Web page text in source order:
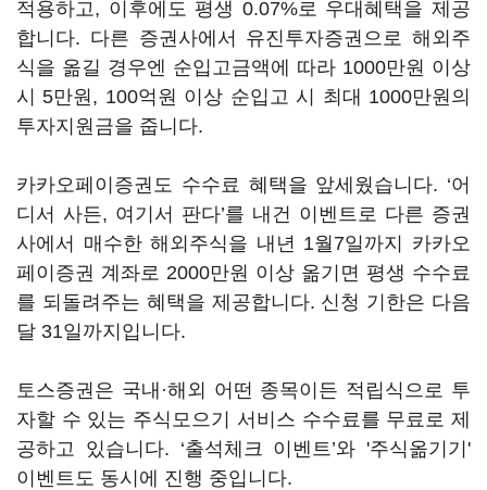
적용하고, 이후에도 평생 0.07%로 우대혜택을 제공
합니다. 다른 증권사에서 유진투자증권으로 해외주
식을 옮길 경우엔 순입고금액에 따라 1000만원 이상
시 5만원, 100억원 이상 순입고 시 최대 1000만원의
투자지원금을 줍니다.
카카오페이증권도 수수료 혜택을 앞세웠습니다. ‘어
디서 사든, 여기서 판다’를 내건 이벤트로 다른 증권
사에서 매수한 해외주식을 내년 1월7일까지 카카오
페이증권 계좌로 2000만원 이상 옮기면 평생 수수료
를 되돌려주는 혜택을 제공합니다. 신청 기한은 다음
달 31일까지입니다.
토스증권은 국내·해외 어떤 종목이든 적립식으로 투
자할 수 있는 주식모으기 서비스 수수료를 무료로 제
공하고 있습니다. ‘출석체크 이벤트’와 '주식옮기기'
이벤트도 동시에 진행 중입니다.